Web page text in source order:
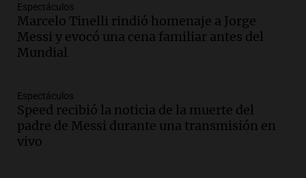
Episodios
Audio.Joan Gaspart: "Sin Jorge, no sé si
Messi hubiera llegado adonde llegó"
Audio.El orgullo y el sueño argentino de
Jorge Messi en una entrevista con Rony
Vargas en 2007
Espectáculos
Marcelo Tinelli rindió homenaje a Jorge
Messi y evocó una cena familiar antes del
Mundial
Espectáculos
Speed recibió la noticia de la muerte del
padre de Messi durante una transmisión en
vivo